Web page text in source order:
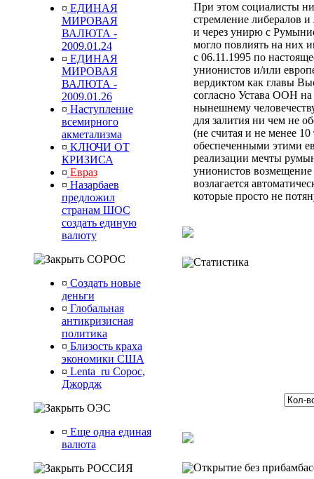
¤ ЕДИНАЯ
МИРОВАЯ
ВАЛЮТА -
2009.01.24
¤ ЕДИНАЯ
МИРОВАЯ
ВАЛЮТА -
2009.01.26
¤ Наступление
всемирного
акметализма
¤ КЛЮЧИ ОТ
КРИЗИСА
¤ Евраз
¤ Назарбаев
предложил
странам ШОС
создать единую
валюту
СОРОС
¤ Создать новые
деньги
¤ Глобальная
антикризисная
политика
¤ Близость краха
экономики США
¤ Lenta_ru Сорос,
Джордж
ОЭС
¤ Еще одна единая
валюта
РОССИЯ
При этом социалисты
стремление либералов
и через унирю с
могло повлиять на них
с 06.11.1995 по
унионистов и/или
вердиктом как главы
согласно Устава ООН
нынешнему
для залития ни чем не
(не считая и не менее
обеспеченными этими
реализации мечты
унионистов возмещение
возлагается
которые просто не
Статистика
Открытие без